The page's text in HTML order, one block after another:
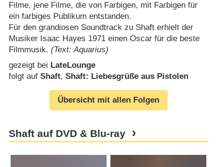
Filme, jene Filme, die von Farbigen, mit Farbigen für
ein farbiges Publikum entstanden.
Für den grandiosen Soundtrack zu Shaft erhielt der
Musiker Isaac Hayes 1971 einen Oscar für die beste
Filmmusik. (Text: Aquarius)
gezeigt bei LateLounge
folgt auf Shaft, Shaft: Liebesgrüße aus Pistolen
Übersicht mit allen Folgen
Shaft auf DVD & Blu-ray